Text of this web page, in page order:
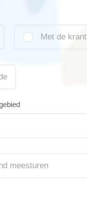
Met de krant
meesturen